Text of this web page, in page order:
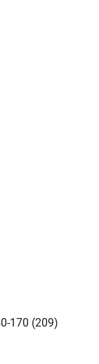
170 (209)